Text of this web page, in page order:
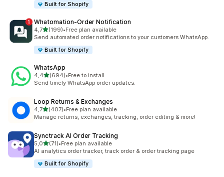
Built for Shopify
Whatomation‑Order Notification
4,7z 5 hvězd
(199)
Celkový počet recenzí: 199
•Free plan available
Send automated order notifications to your customers WhatsApp.
Built for Shopify
WhatsApp
4,4z 5 hvězd
(694)
Celkový počet recenzí: 694
•Free to install
Send timely WhatsApp order updates.
Loop Returns & Exchanges
4,7z 5 hvězd
(407)
Celkový počet recenzí: 407
•Free plan available
Manage returns, exchanges, tracking, order editing & more!
Synctrack AI Order Tracking
5,0z 5 hvězd
(71)
Celkový počet recenzí: 71
•Free plan available
AI analytics order tracker, track order & order tracking page
Built for Shopify